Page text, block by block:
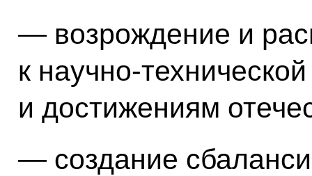
— возрождение и
к научно-
и достижениям
— создание